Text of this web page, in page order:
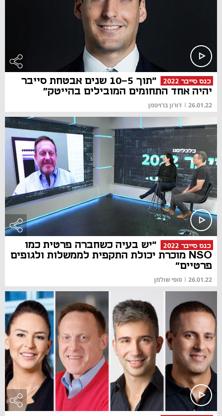
כנס סייבר 2022
"תוך 10-5 שנים אבטחת סייבר
יהיה אחד התחומים המובילים בהייטק"
26.01.22
| דורון ברויטמן
כנס סייבר 2022
"יש בעיה כשחברה פרטית כמו
NSO מוכרת יכולת התקפית לממשלות ולגופים
פרטיים"
26.01.22
| סופי שולמן